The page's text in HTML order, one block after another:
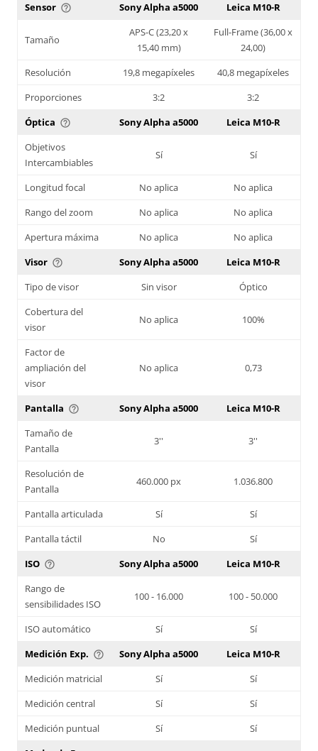
Sensor help_outline Sony Alpha a5000 Leica M10-R
Tamaño
APS-C (23,20 x
15,40 mm)
Full-Frame (36,00 x
24,00)
Resolución
19,8 megapíxeles
40,8 megapíxeles
Proporciones
3:2
3:2
Óptica help_outline Sony Alpha a5000
Leica M10-R
Objetivos
Intercambiables
Sí Sí
Longitud focal No aplica
No aplica
Rango del zoom
No aplica
No aplica
Apertura máxima
No aplica
No aplica
Visor help_outline Sony Alpha a5000
Leica M10-R
Tipo de visor
Sin visor
Óptico
Cobertura del
visor
No aplica 100%
Factor de
ampliación del
visor
No aplica 0,73
Pantalla help_outline Sony Alpha a5000
Leica M10-R
Tamaño de
Pantalla
3'' 3''
Resolución de
Pantalla
460.000 px 1.036.800
Pantalla articulada Sí
Sí
Pantalla táctil
No
Sí
ISO help_outline Sony Alpha a5000
Leica M10-R
Rango de
sensibilidades ISO
100 - 16.000 100 - 50.000
ISO automático Sí
Sí
Medición Exp. help_outline Sony Alpha a5000
Leica M10-R
Medición matricial
Sí
Sí
Medición central
Sí
Sí
Medición puntual
Sí
Sí